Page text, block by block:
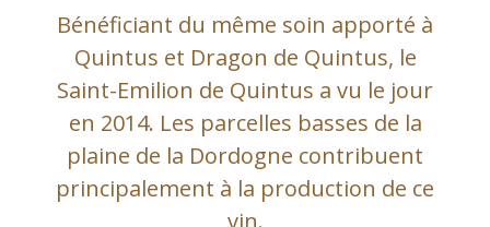
Bénéficiant du même soin apporté à
Quintus et Dragon de Quintus, le
Saint-Emilion de Quintus a vu le jour
en 2014. Les parcelles basses de la
plaine de la Dordogne contribuent
principalement à la production de ce
vin.